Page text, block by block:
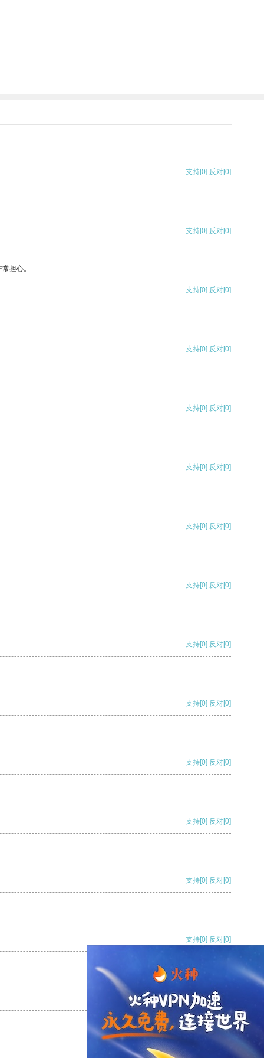
支持[0] 反对[0]
支持[0] 反对[0]
担心。
支持[0] 反对[0]
支持[0] 反对[0]
支持[0] 反对[0]
支持[0] 反对[0]
支持[0] 反对[0]
支持[0] 反对[0]
支持[0] 反对[0]
支持[0] 反对[0]
支持[0] 反对[0]
支持[0] 反对[0]
支持[0] 反对[0]
支持[0] 反对[0]
支持[0] 反对